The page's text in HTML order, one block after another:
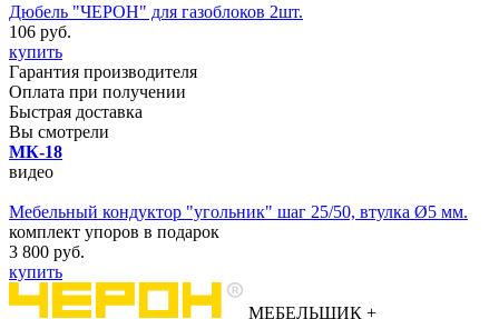
Дюбель "ЧЕРОН" для газоблоков 2шт.
106 руб.
купить
Гарантия производителя
Оплата при получении
Быстрая доставка
Вы смотрели
МК-18
видео
Мебельный кондуктор "угольник" шаг 25/50, втулка Ø5 мм.
комплект упоров в подарок
3 800 руб.
купить
МЕБЕЛЬЩИК +